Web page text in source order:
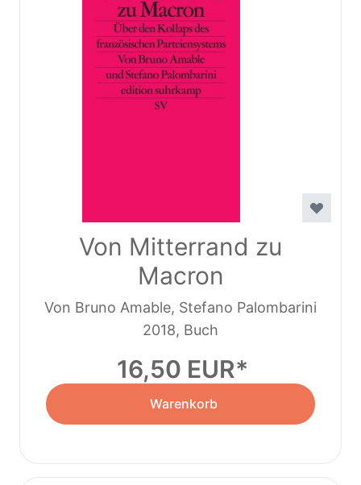
Von Mitterrand zu
Macron
Von Bruno Amable, Stefano Palombarini
2018, Buch
16,50 EUR
Warenkorb